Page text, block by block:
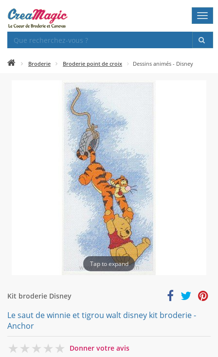
Broderie Broderie point de croix Dessins animés - Disney
Tap to expand
Kit broderie Disney
Le saut de winnie et tigrou walt disney kit broderie -
Anchor
0
Donner votre avis